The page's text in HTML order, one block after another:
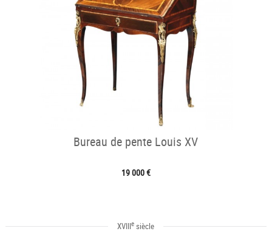
Bureau de pente Louis XV
19 000 €
XVIIIe siècle